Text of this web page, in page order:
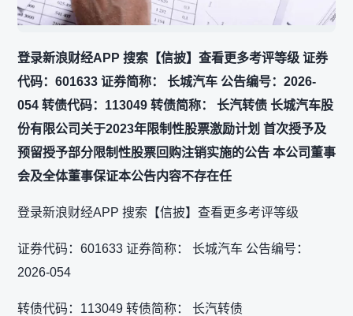
登录新浪财经APP 搜索【信披】查看更多考评等级 证券
代码：601633 证券简称： 长城汽车 公告编号：2026-
054 转债代码：113049 转债简称： 长汽转债 长城汽车股
份有限公司关于2023年限制性股票激励计划 首次授予及
预留授予部分限制性股票回购注销实施的公告 本公司董事
会及全体董事保证本公告内容不存在任
登录新浪财经APP 搜索【信披】查看更多考评等级
证券代码：601633 证券简称： 长城汽车 公告编号：
2026-054
转债代码：113049 转债简称： 长汽转债